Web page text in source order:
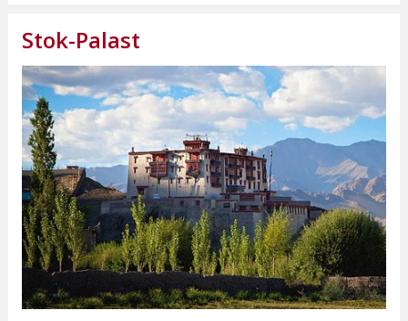
Stok-Palast